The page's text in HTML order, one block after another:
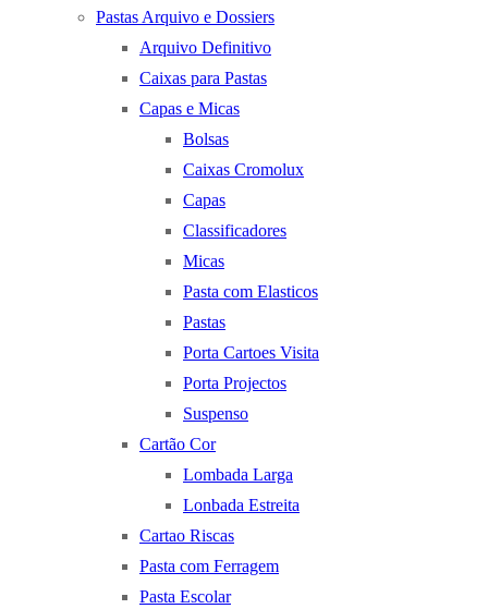
Pastas Arquivo e Dossiers
Arquivo Definitivo
Caixas para Pastas
Capas e Micas
Bolsas
Caixas Cromolux
Capas
Classificadores
Micas
Pasta com Elasticos
Pastas
Porta Cartoes Visita
Porta Projectos
Suspenso
Cartão Cor
Lombada Larga
Lonbada Estreita
Cartao Riscas
Pasta com Ferragem
Pasta Escolar